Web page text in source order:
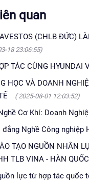
quan
(CHLB ĐỨC)
18 23:06:55)
TÁC CÙNG HYUNDAI
HỌC VÀ DOANH
( 2025-08-01 12:03:52)
Cơ Khí: Doanh
đẳng Nghề Công
TẠO NGUỒN NHÂN
TLB VINA - HÀN QUỐC
lực từ hợp tác quốc